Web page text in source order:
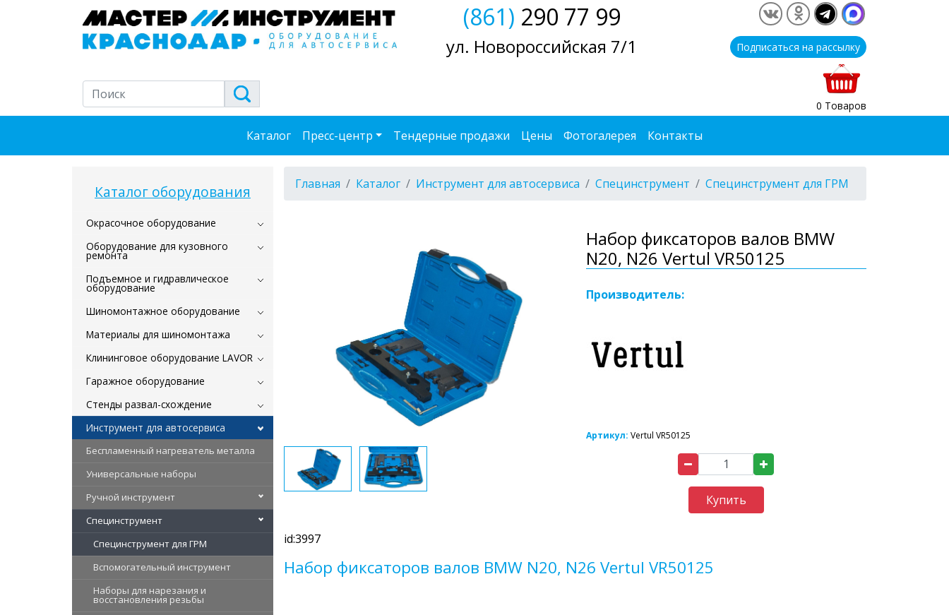
(861) 290 77 99
ул. Новороссийская 7/1 Подписаться на рассылку
0 Товаров
Каталог Пресс-центр Тендерные продажи Цены Фотогалерея Контакты
Каталог оборудования
Окрасочное оборудование
Оборудование для кузовного
ремонта
Подъемное и гидравлическое
оборудование
Шиномонтажное оборудование
Материалы для шиномонтажа
Клининговое оборудование LAVOR
Гаражное оборудование
Стенды развал-схождение
Инструмент для автосервиса
Беспламенный нагреватель металла
Универсальные наборы
Ручной инструмент
Специнструмент
Специнструмент для ГРМ
Вспомогательный инструмент
Наборы для нарезания и
восстановления резьбы
Главная Каталог Инструмент для автосервиса Специнструмент Специнструмент для ГРМ
Набор фиксаторов валов BMW
N20, N26 Vertul VR50125
Производитель:
Артикул: Vertul VR50125
Купить
id:3997
Набор фиксаторов валов BMW N20, N26 Vertul VR50125